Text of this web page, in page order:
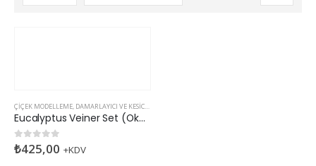
ÇIÇEK MODELLEME, DAMARLAYICI VE KESICILER
Eucalyptus Veiner Set (Okaliptüs Damarlama Seti)
05 üzerinden
₺425,00 +KDV